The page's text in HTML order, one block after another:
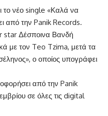
το νέο single «Καλά να
από την Panik Records.
star Δέσποινα Βανδή
με τον Teo Tzima, μετά τα
ο οποίος υπογράφει
από την Panik
σε όλες τις digital